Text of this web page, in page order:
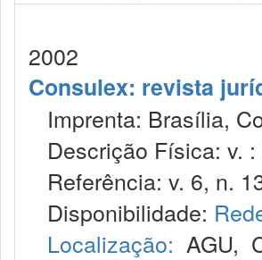
2002
Consulex: revista
Imprenta: Brasília,
Descrição Física: v. :
Referência: v. 6, n.
Disponibilidade:
Localização: AGU,